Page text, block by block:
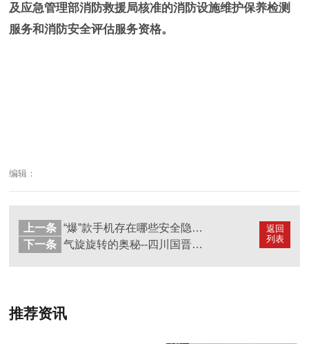
及应急管理部消防救援局核准的消防设施维护保养检测
服务和消防安全评估服务资格。
编辑：
返回
列表
上一条
“爆”款手机存在哪些安全隐患？--四川国晋消防
下一条
气旋旋转的奥秘--四川国晋消防
推荐资讯